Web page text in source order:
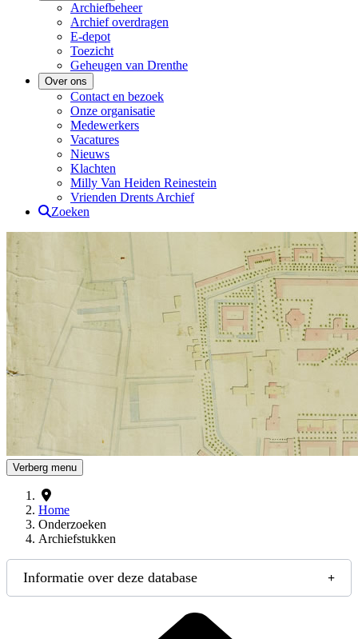
Archiefbeheer
Archief overdragen
E-depot
Toezicht
Geheugen van Drenthe
Over ons
Contact en bezoek
Onze organisatie
Medewerkers
Vacatures
Nieuws
Klachten
Milly Van Heiden Reinestein
Vrienden Drents Archief
Zoeken
Drents Archief
Verberg menu
Home
Onderzoeken
Archiefstukken
Informatie over deze database